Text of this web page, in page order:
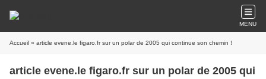
MENU
Accueil » article evene.le figaro.fr sur un polar de 2005 qui continue son chemin !
article evene.le figaro.fr sur un polar de 2005 qui